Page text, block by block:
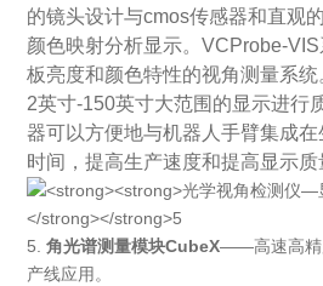
的镜头设计与cmos传感器和直观
颜色映射分析显示。VCProbe-
板亮度和颜色特性的视角测量系
2英寸-150英寸大范围的显示进行
器可以方便地与机器人手臂集成
时间，提高生产速度和提高显示质
5.角光谱测量模块CubeX——高速高精
产线应用。